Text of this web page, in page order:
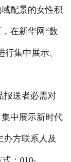
配景的女性积
在新华网“数
集中展示、
报送者必需对
中展示新时代
办方联系人及